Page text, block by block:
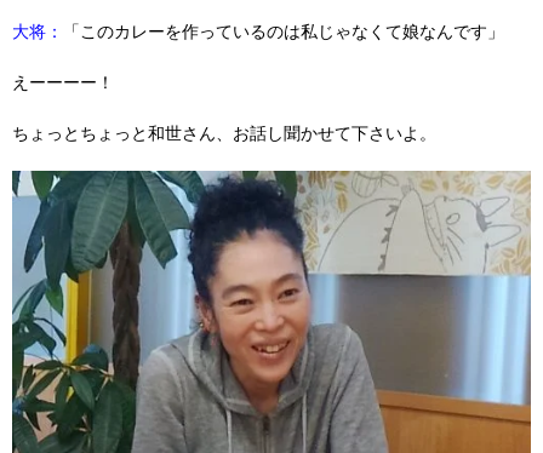
大将： 「このカレーを作っているのは私じゃなくて娘なんです」
えーーーー！
ちょっとちょっと和世さん、お話し聞かせて下さいよ。